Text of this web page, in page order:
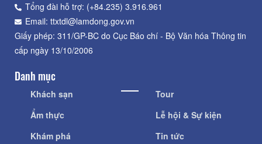
Tổng đài hỗ trợ: (+84.235) 3.916.961
Email: ttxtdl@lamdong.gov.vn
Giấy phép: 311/GP-BC do Cục Báo chí - Bộ Văn hóa Thông tin
cấp ngày 13/10/2006
Danh mục
Khách sạn
Ẩm thực
Khám phá
Tour
Lễ hội & Sự kiện
Tin tức